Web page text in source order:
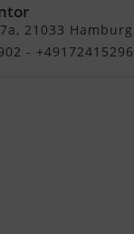
21033
-